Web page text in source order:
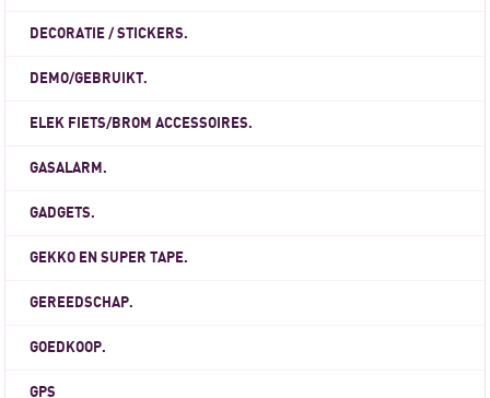
DECORATIE / STICKERS.
DEMO/GEBRUIKT.
ELEK FIETS/BROM ACCESSOIRES.
GASALARM.
GADGETS.
GEKKO EN SUPER TAPE.
GEREEDSCHAP.
GOEDKOOP.
GPS